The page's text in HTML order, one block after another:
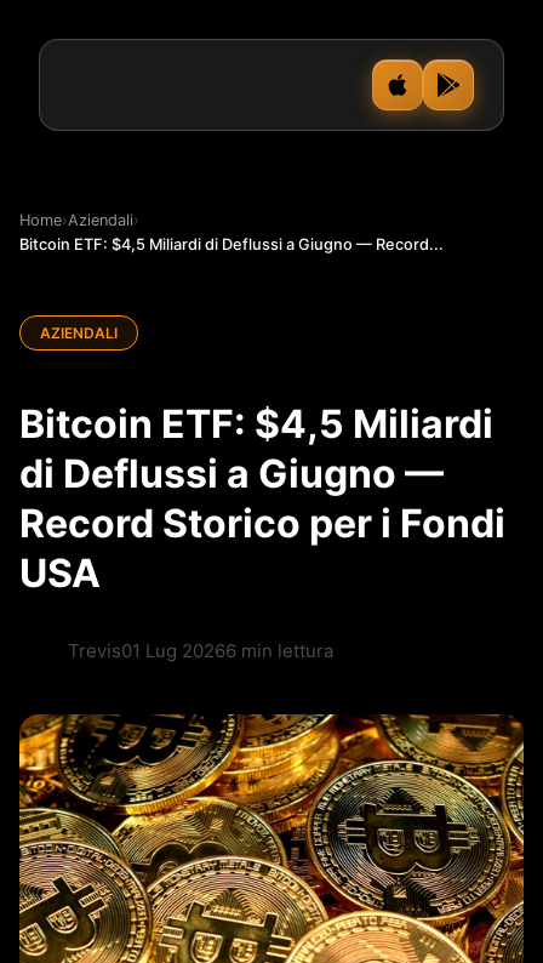
Home›Aziendali›
Bitcoin ETF: $4,5 Miliardi di Deflussi a Giugno — Record...
AZIENDALI
Bitcoin ETF: $4,5 Miliardi
di Deflussi a Giugno —
Record Storico per i Fondi
USA
Trevis01 Lug 20266 min lettura